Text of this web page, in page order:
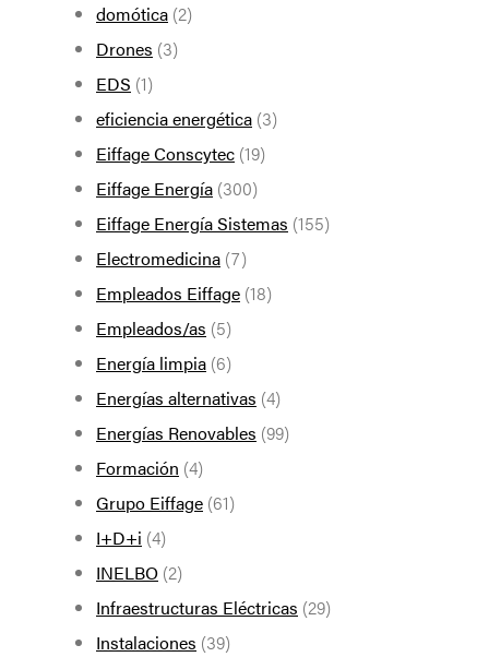
domótica (2)
Drones (3)
EDS (1)
eficiencia energética (3)
Eiffage Conscytec (19)
Eiffage Energía (300)
Eiffage Energía Sistemas (155)
Electromedicina (7)
Empleados Eiffage (18)
Empleados/as (5)
Energía limpia (6)
Energías alternativas (4)
Energías Renovables (99)
Formación (4)
Grupo Eiffage (61)
I+D+i (4)
INELBO (2)
Infraestructuras Eléctricas (29)
Instalaciones (39)